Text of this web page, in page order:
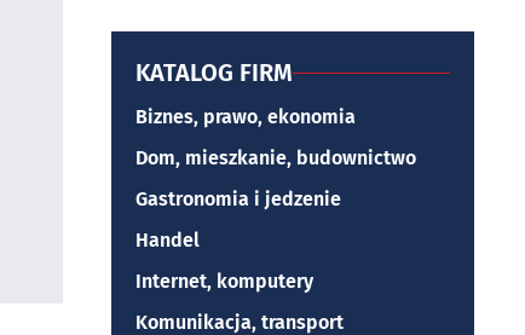
KATALOG FIRM
Biznes, prawo, ekonomia
Dom, mieszkanie, budownictwo
Gastronomia i jedzenie
Handel
Internet, komputery
Komunikacja, transport